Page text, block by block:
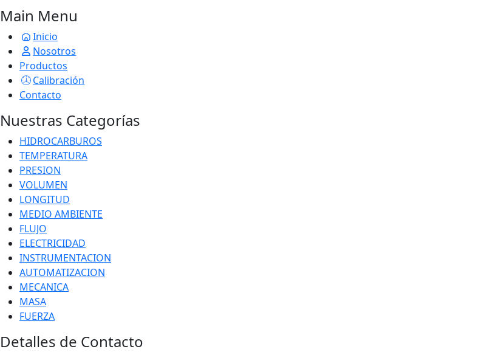
Main Menu
Inicio
Nosotros
Productos
Calibración
Contacto
Nuestras Categorías
HIDROCARBUROS
TEMPERATURA
PRESION
VOLUMEN
LONGITUD
MEDIO AMBIENTE
FLUJO
ELECTRICIDAD
INSTRUMENTACION
AUTOMATIZACION
MECANICA
MASA
FUERZA
Detalles de Contacto